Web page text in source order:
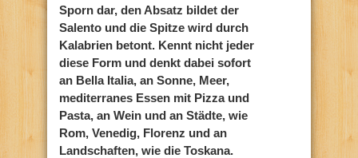
Sporn dar, den Absatz bildet der
Salento und die Spitze wird durch
Kalabrien betont. Kennt nicht jeder
diese Form und denkt dabei sofort
an Bella Italia, an Sonne, Meer,
mediterranes Essen mit Pizza und
Pasta, an Wein und an Städte, wie
Rom, Venedig, Florenz und an
Landschaften, wie die Toskana.